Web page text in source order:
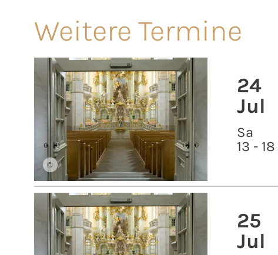
Weitere Termine
©
24
Jul
Sa
13 -
25
Jul